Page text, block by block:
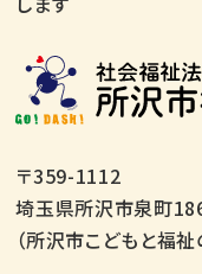
〒359-1112
埼玉県所沢市泉町
（所沢市こどもと福祉